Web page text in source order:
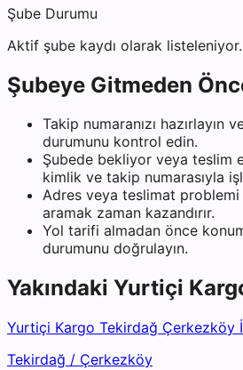
Şube Durumu
Aktif şube kaydı olarak listeleniyor.
Şubeye Gitmeden
Takip numaranızı hazırlayın
durumunu kontrol edin.
Şubede bekliyor veya teslim
kimlik ve takip numarasıyla
Adres veya teslimat
aramak zaman kazandırır.
Yol tarifi almadan önce
durumunu doğrulayın.
Yakındaki Yurtiçi
Yurtiçi Kargo Tekirdağ Çerkezköy
Tekirdağ / Çerkezköy